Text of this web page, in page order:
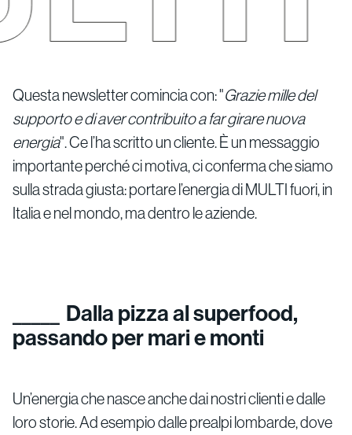
Questa newsletter comincia con: "Grazie mille del
supporto e di aver contribuito a far girare nuova
energia". Ce l’ha scritto un cliente. È un messaggio
importante perché ci motiva, ci conferma che siamo
sulla strada giusta: portare l’energia di MULTI fuori, in
Italia e nel mondo, ma dentro le aziende.
Dalla pizza al superfood,
passando per mari e monti
Un’energia che nasce anche dai nostri clienti e dalle
loro storie. Ad esempio dalle prealpi lombarde, dove